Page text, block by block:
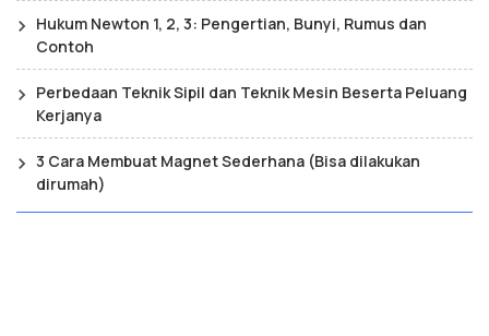
Hukum Newton 1, 2, 3: Pengertian, Bunyi, Rumus dan
Contoh
Perbedaan Teknik Sipil dan Teknik Mesin Beserta Peluang
Kerjanya
3 Cara Membuat Magnet Sederhana (Bisa dilakukan
dirumah)